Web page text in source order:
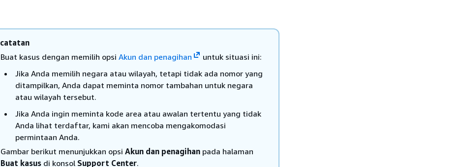
catatan
Buat kasus dengan memilih opsi Akun dan penagihan
untuk situasi ini:
Jika Anda memilih negara atau wilayah, tetapi tidak ada nomor yang
ditampilkan, Anda dapat meminta nomor tambahan untuk negara
atau wilayah tersebut.
Jika Anda ingin meminta kode area atau awalan tertentu yang tidak
Anda lihat terdaftar, kami akan mencoba mengakomodasi
permintaan Anda.
Gambar berikut menunjukkan opsi Akun dan penagihan pada halaman
Buat kasus di konsol Support Center.